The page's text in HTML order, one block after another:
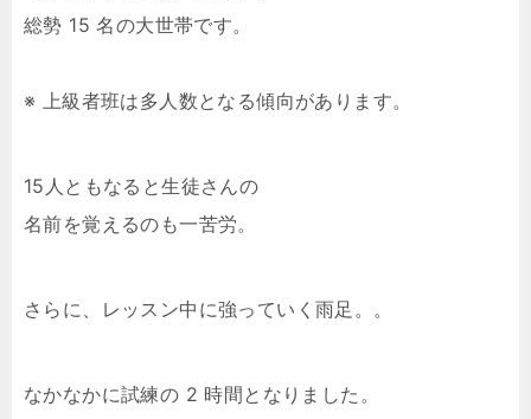
総勢 15 名の大世帯です。
※ 上級者班は多人数となる傾向があります。
15人ともなると生徒さんの
名前を覚えるのも一苦労。
さらに、レッスン中に強っていく雨足。。
なかなかに試練の 2 時間となりました。